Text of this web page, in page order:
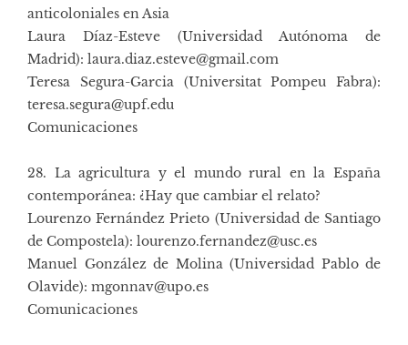
anticoloniales en Asia
Laura Díaz-Esteve (Universidad Autónoma de
Madrid): laura.diaz.esteve@gmail.com
Teresa Segura-Garcia (Universitat Pompeu Fabra):
teresa.segura@upf.edu
Comunicaciones
28. La agricultura y el mundo rural en la España
contemporánea: ¿Hay que cambiar el relato?
Lourenzo Fernández Prieto (Universidad de Santiago
de Compostela): lourenzo.fernandez@usc.es
Manuel González de Molina (Universidad Pablo de
Olavide): mgonnav@upo.es
Comunicaciones